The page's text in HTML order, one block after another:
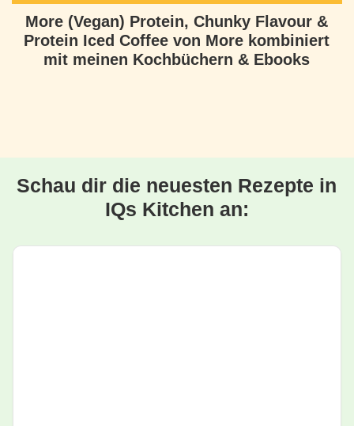
More (Vegan) Protein, Chunky Flavour &
Protein Iced Coffee von More kombiniert
mit meinen Kochbüchern & Ebooks
Schau dir die neuesten Rezepte in
IQs Kitchen an: